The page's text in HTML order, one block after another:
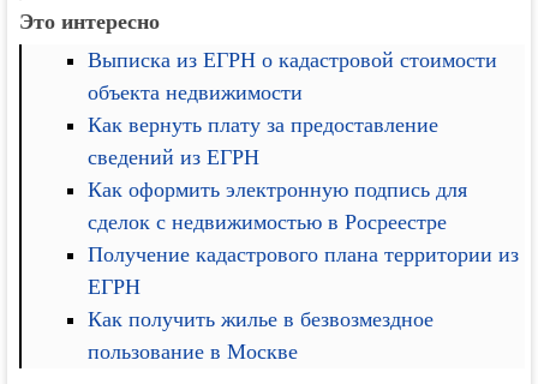
Это интересно
Выписка из ЕГРН о кадастровой стоимости
объекта недвижимости
Как вернуть плату за предоставление
сведений из ЕГРН
Как оформить электронную подпись для
сделок с недвижимостью в Росреестре
Получение кадастрового плана территории из
ЕГРН
Как получить жилье в безвозмездное
пользование в Москве